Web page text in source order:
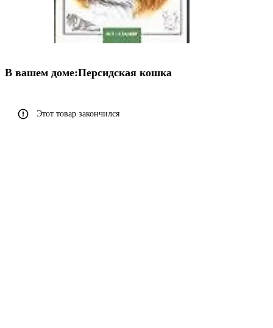
В вашем доме:Персидская кошка
Этот товар закончился